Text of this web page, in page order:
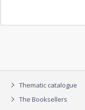
Thematic catalogue
The Booksellers